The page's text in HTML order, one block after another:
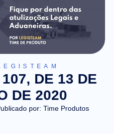
DE 13 DE
DE 2020
por: Time Produtos